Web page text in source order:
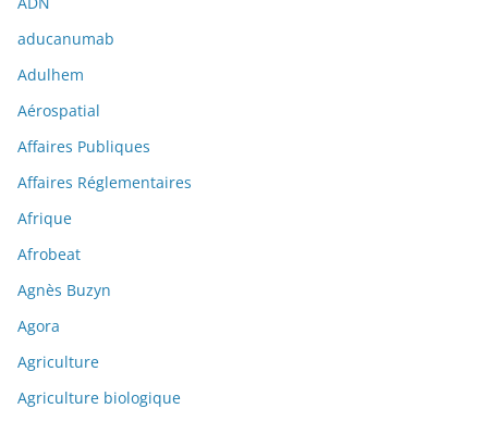
aducanumab
Adulhem
Aérospatial
Affaires Publiques
Affaires Réglementaires
Afrique
Afrobeat
Agnès Buzyn
Agora
Agriculture
Agriculture biologique